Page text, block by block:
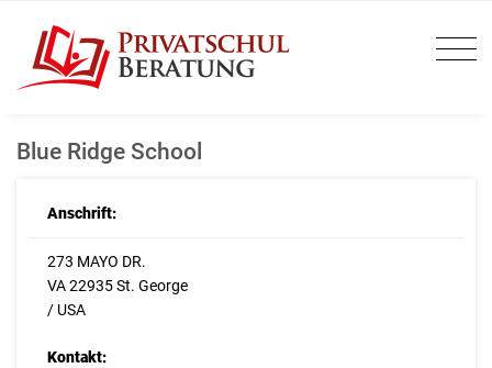
Blue Ridge School
Anschrift:
273 MAYO DR.
VA 22935 St. George
/ USA
Kontakt: